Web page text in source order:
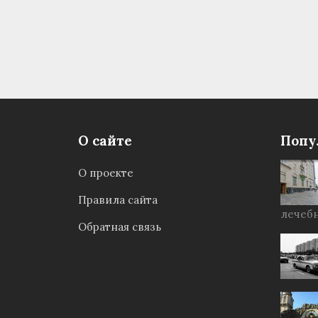
О сайте
О проекте
Правила сайта
Обратная связь